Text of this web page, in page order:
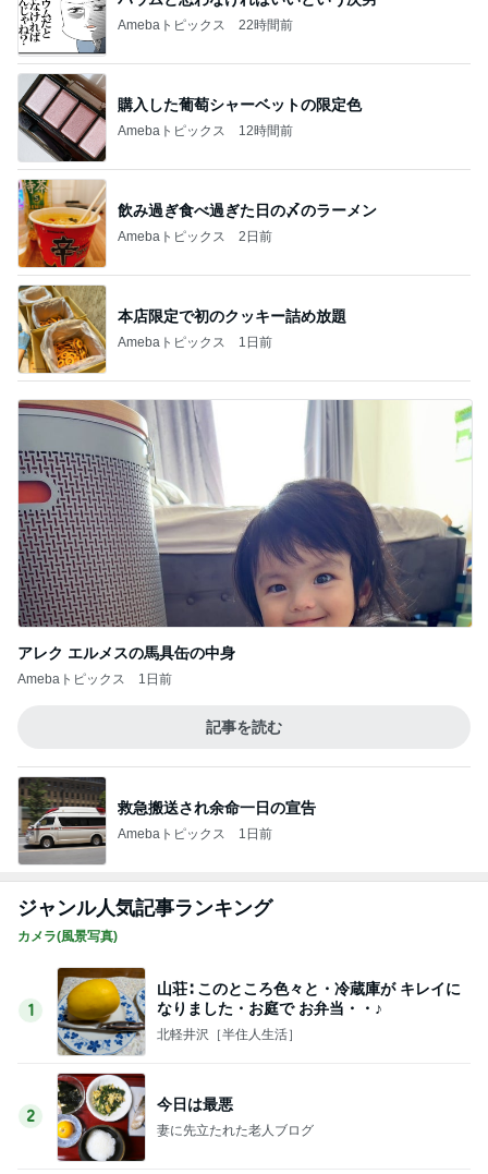
Amebaトピックス 22時間前
購入した葡萄シャーベットの限定色
Amebaトピックス 12時間前
飲み過ぎ食べ過ぎた日の〆のラーメン
Amebaトピックス 2日前
本店限定で初のクッキー詰め放題
Amebaトピックス 1日前
アレク エルメスの馬具缶の中身
Amebaトピックス 1日前
記事を読む
救急搬送され余命一日の宣告
Amebaトピックス 1日前
ジャンル人気記事ランキング
カメラ(風景写真)
1
山荘∶ このところ色々と・冷蔵庫が キレイに
なりました・お庭で お弁当・・♪
北軽井沢［半住人生活］
2
今日は最悪
妻に先立たれた老人ブログ